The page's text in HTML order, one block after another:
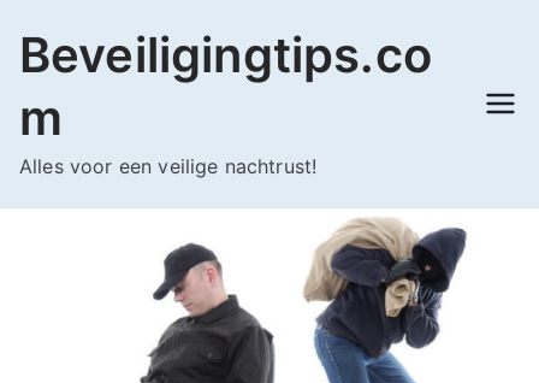
naar
inhoud
Beveiligingtips.co
m
Alles voor een veilige nachtrust!